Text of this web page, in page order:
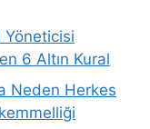
Yöneticisi
6 Altın Kural
Neden Herkes